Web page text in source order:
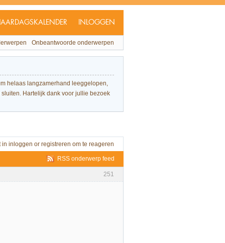
INLOGGEN
Onbeantwoorde onderwerpen
helaas langzamerhand leeggelopen,
Hartelijk dank voor jullie bezoek
in inloggen or registreren om te reageren
RSS onderwerp feed
251